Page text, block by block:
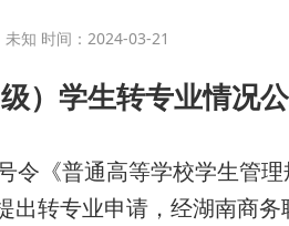
未知 时间：2024-03-21
）学生转专业情况
《普通高等学校学生管
转专业申请，经湖南商